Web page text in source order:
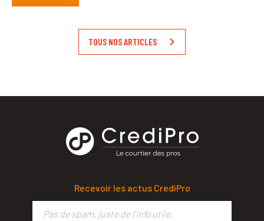
TOUS NOS ARTICLES
Recevoir les actus CrediPro